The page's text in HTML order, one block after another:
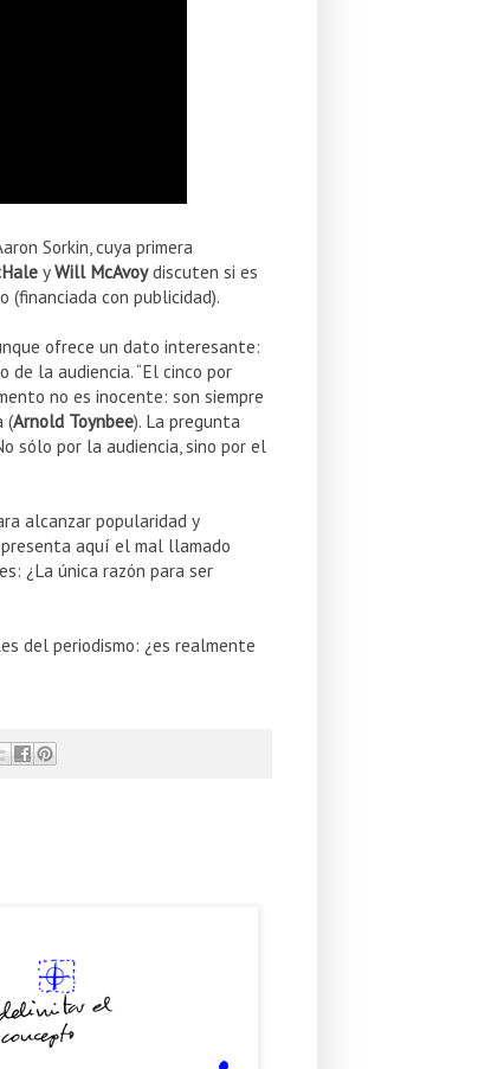
Sorkin, cuya primera
yWill McAvoydiscuten si es
(financiada con publicidad).
ofrece un dato interesante:
la audiencia. “El cinco por
no es inocente: son siempre
(Arnold Toynbee). La pregunta
sólo por la audiencia, sino por el
alcanzar popularidad y
aquí el mal llamado
¿La única razón para ser
del periodismo: ¿es realmente